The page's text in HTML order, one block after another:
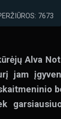
7673
Alva
jam